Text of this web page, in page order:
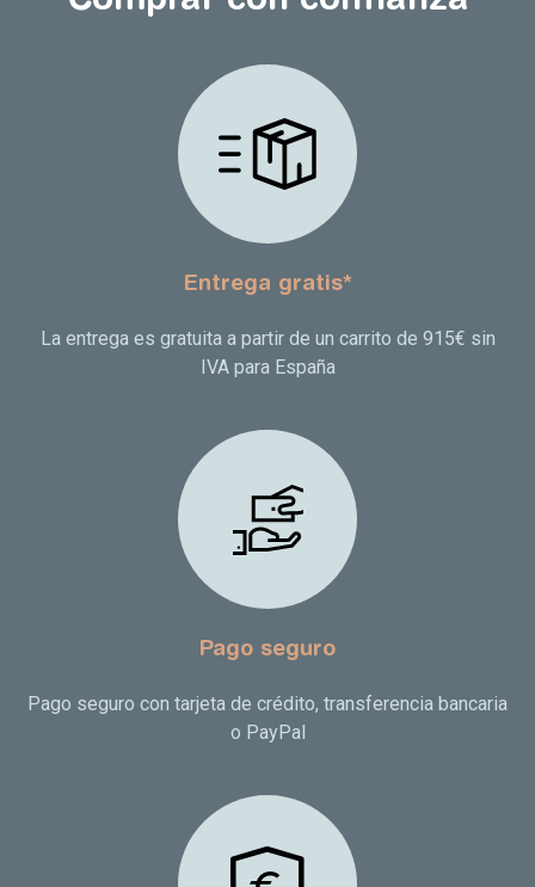
Entrega gratis*
La entrega es gratuita a partir de un carrito de 915€ sin
IVA para España
Pago seguro
Pago seguro con tarjeta de crédito, transferencia bancaria
o PayPal